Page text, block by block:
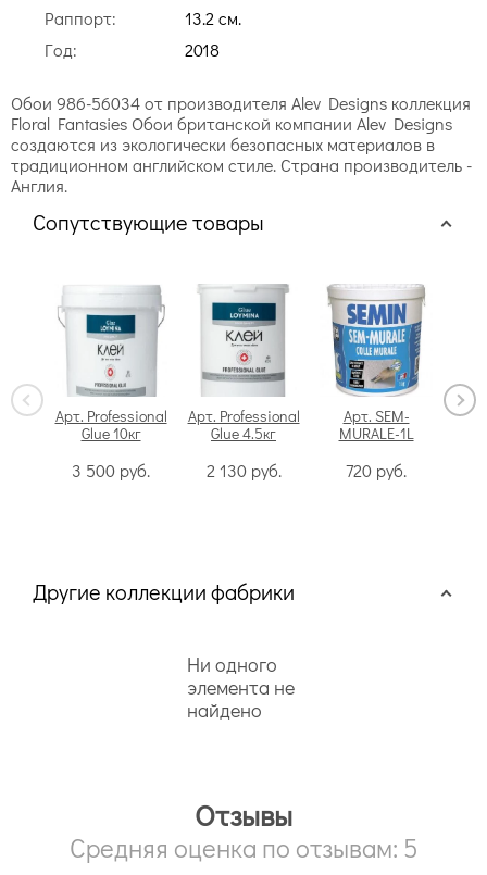
Раппорт:
13.2 cм.
Год:
2018
Обои 986-56034 от производителя Alev Designs коллекция
Floral Fantasies Обои британской компании Alev Designs
создаются из экологически безопасных материалов в
традиционном английском стиле. Страна производитель -
Англия.
Сопутствующие товары
Арт. Professional
Glue 10кг
3 500 руб.
Арт. Professional
Glue 4.5кг
2 130 руб.
Арт. SEM-
MURALE-1L
720 руб.
Другие коллекции фабрики
Ни одного
элемента не
найдено
Отзывы
Средняя оценка по отзывам: 5